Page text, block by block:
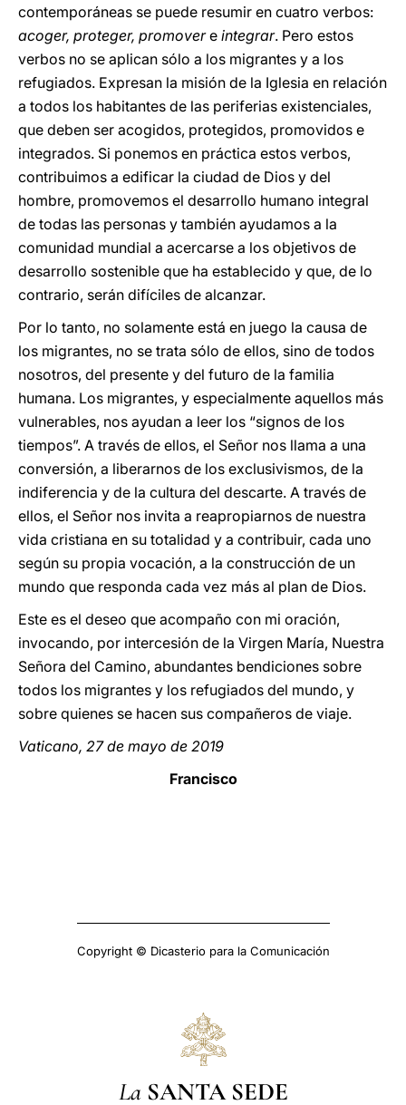
contemporáneas se puede resumir en cuatro verbos:
acoger, proteger, promovere integrar. Pero estos
verbos no se aplican sólo a los migrantes y a los
refugiados. Expresan la misión de la Iglesia en relación
a todos los habitantes de las periferias existenciales,
que deben ser acogidos, protegidos, promovidos e
integrados. Si ponemos en práctica estos verbos,
contribuimos a edificar la ciudad de Dios y del
hombre, promovemos el desarrollo humano integral
de todas las personas y también ayudamos a la
comunidad mundial a acercarse a los objetivos de
desarrollo sostenible que ha establecido y que, de lo
contrario, serán difíciles de alcanzar.
Por lo tanto, no solamente está en juego la causa de
los migrantes, no se trata sólo de ellos, sino de todos
nosotros, del presente y del futuro de la familia
humana. Los migrantes, y especialmente aquellos más
vulnerables, nos ayudan a leer los “signos de los
tiempos”. A través de ellos, el Señor nos llama a una
conversión, a liberarnos de los exclusivismos, de la
indiferencia y de la cultura del descarte. A través de
ellos, el Señor nos invita a reapropiarnos de nuestra
vida cristiana en su totalidad y a contribuir, cada uno
según su propia vocación, a la construcción de un
mundo que responda cada vez más al plan de Dios.
Este es el deseo que acompaño con mi oración,
invocando, por intercesión de la Virgen María, Nuestra
Señora del Camino, abundantes bendiciones sobre
todos los migrantes y los refugiados del mundo, y
sobre quienes se hacen sus compañeros de viaje.
Vaticano, 27 de mayo de 2019
Francisco
Copyright © Dicasterio para la Comunicación
La SANTA SEDE